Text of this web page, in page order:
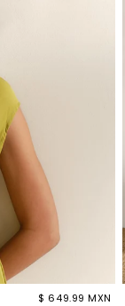
$ 649.99 MXN